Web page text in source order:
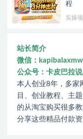
程
实操项
站长简介
微信：kapibalaxmw
公众号：卡皮巴拉说
本人创业8年，多家
目、创业教程、主
的从淘宝购买很多
分享这些精品付款资